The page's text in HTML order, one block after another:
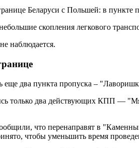
Беларуси с Польшей: в пункте
скопления легкового
наблюдается.
еще два пункта пропуска –
только два действующих КПП —
что перенаправят в
чтобы уменьшить время